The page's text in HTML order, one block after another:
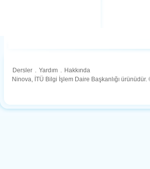
Dersler . Yardım . Hakkında
Ninova, İTÜ Bilgi İşlem Daire Başkanlığı ürünüdür.